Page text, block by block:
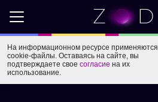
На информационном ресурсе применяются
cookie-файлы. Оставаясь на сайте, вы
подтверждаете свое согласие на их
использование.